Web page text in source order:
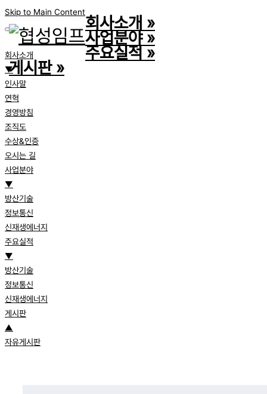
Skip to Main Content
회사소개
▼
인사말
연혁
경영방침
조직도
수상&인증
오시는 길
사업분야
▼
방산기술
정보통신
신재생에너지
주요실적
▼
방산기술
정보통신
신재생에너지
게시판
▲
자유게시판
회사소개 »
사업분야»
주요실적»
게시판»